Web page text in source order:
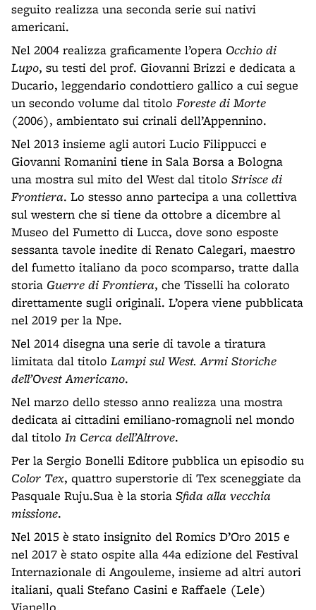
seguito realizza una seconda serie sui nativi
americani.
Nel 2004 realizza graficamente l’opera Occhio di
Lupo, su testi del prof. Giovanni Brizzi e dedicata a
Ducario, leggendario condottiero gallico a cui segue
un secondo volume dal titolo Foreste di Morte
(2006), ambientato sui crinali dell’Appennino.
Nel 2013 insieme agli autori Lucio Filippucci e
Giovanni Romanini tiene in Sala Borsa a Bologna
una mostra sul mito del West dal titolo Strisce di
Frontiera. Lo stesso anno partecipa a una collettiva
sul western che si tiene da ottobre a dicembre al
Museo del Fumetto di Lucca, dove sono esposte
sessanta tavole inedite di Renato Calegari, maestro
del fumetto italiano da poco scomparso, tratte dalla
storia Guerre di Frontiera, che Tisselli ha colorato
direttamente sugli originali. L’opera viene pubblicata
nel 2019 per la Npe.
Nel 2014 disegna una serie di tavole a tiratura
limitata dal titolo Lampi sul West. Armi Storiche
dell’Ovest Americano.
Nel marzo dello stesso anno realizza una mostra
dedicata ai cittadini emiliano-romagnoli nel mondo
dal titolo In Cerca dell’Altrove.
Per la Sergio Bonelli Editore pubblica un episodio su
Color Tex, quattro superstorie di Tex sceneggiate da
Pasquale Ruju.Sua è la storia Sfida alla vecchia
missione.
Nel 2015 è stato insignito del Romics D’Oro 2015 e
nel 2017 è stato ospite alla 44a edizione del Festival
Internazionale di Angouleme, insieme ad altri autori
italiani, quali Stefano Casini e Raffaele (Lele)